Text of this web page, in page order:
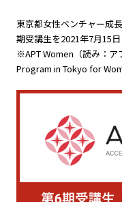
東京都女性ベンチャー成
期受講生を2021年7月15
※APT Women（読み：
Program in Tokyo for